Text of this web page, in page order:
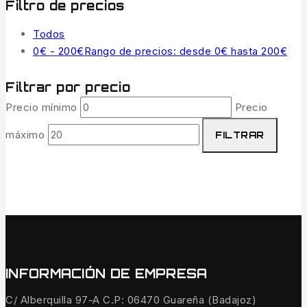
Filtro de precios
Todos
0€ - 200€Rango de precios: desde 0€ hasta 200€
Filtrar por precio
Precio mínimo Precio
máximo FILTRAR
INFORMACIÓN DE EMPRESA
C/ Alberquilla 97-A C.P: 06470 Guareña (Badajoz)